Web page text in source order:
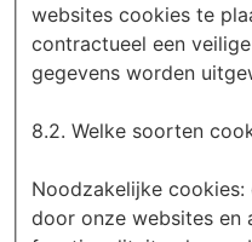
websites cookies te
contractueel een
gegevens worden
8.2. Welke soorten
Noodzakelijke
door onze websites en